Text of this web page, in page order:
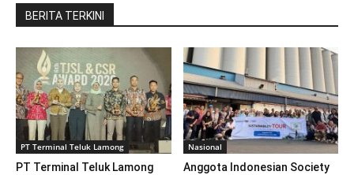
BERITA TERKINI
PT Terminal Teluk Lamong
PT Terminal Teluk Lamong
Nasional
Anggota Indonesian Society